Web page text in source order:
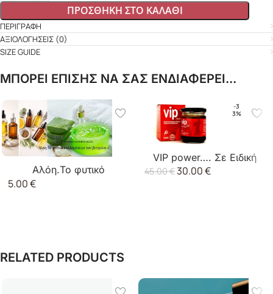
ΠΡΟΣΘΉΚΗ ΣΤΟ ΚΑΛΆΘΙ
ΠΕΡΙΓΡΑΦΉ
ΑΞΙΟΛΟΓΉΣΕΙΣ (0)
SIZE GUIDE
ΜΠΟΡΕΙ ΕΠΙΣΗΣ ΝΑ ΣΑΣ ΕΝΔΙΑΦΕΡΕΙ...
Αλόη.Το φυτικό
κολλαγόνο με την
5.00€
-3
3%
VIP power…. Σε Ειδική
Τιμή.
45.00€30.00€
RELATED PRODUCTS